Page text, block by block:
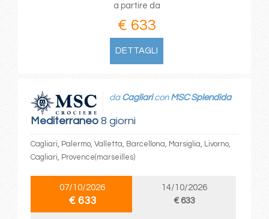
a partire da
€ 633
DETTAGLI
Mediterraneo8 giorni
da Cagliaricon MSC Splendida
Cagliari, Palermo, Valletta, Barcellona, Marsiglia, Livorno,
Cagliari, Provence(marseilles)
07/10/2026
€ 633
14/10/2026
€ 633